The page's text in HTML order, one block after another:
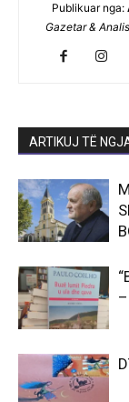
Publikuar nga:
Gazetar &
ARTIKUJ TË